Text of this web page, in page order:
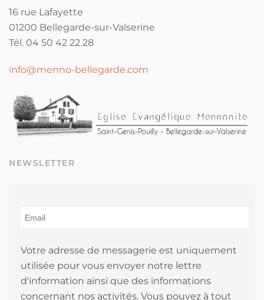
16 rue Lafayette
01200 Bellegarde-sur-Valserine
Tél. 04 50 42 22 28
info@menno-bellegarde.com
NEWSLETTER
Votre adresse de messagerie est uniquement
utilisée pour vous envoyer notre lettre
d'information ainsi que des informations
concernant nos activités. Vous pouvez à tout